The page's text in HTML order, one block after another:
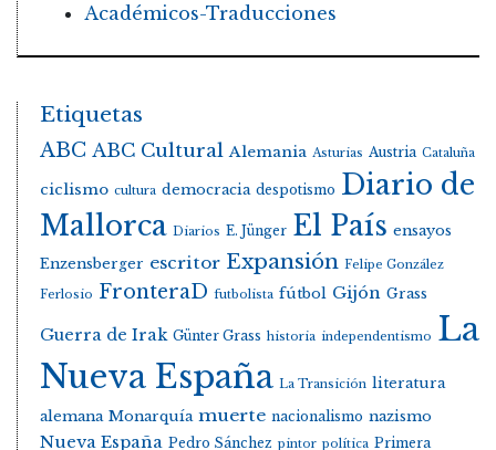
Académicos-Traducciones
Etiquetas
ABC ABC Cultural Alemania Asturias Austria Cataluña
ciclismo cultura democracia despotismo Diario de
Mallorca Diarios E. Jünger El País ensayos
Enzensberger escritor Expansión Felipe González
Ferlosio FronteraD futbolista fútbol Gijón Grass
Guerra de Irak Günter Grass historia independentismo La
Nueva España La Transición literatura
alemana Monarquía muerte nacionalismo nazismo
Nueva España Pedro Sánchez pintor política Primera